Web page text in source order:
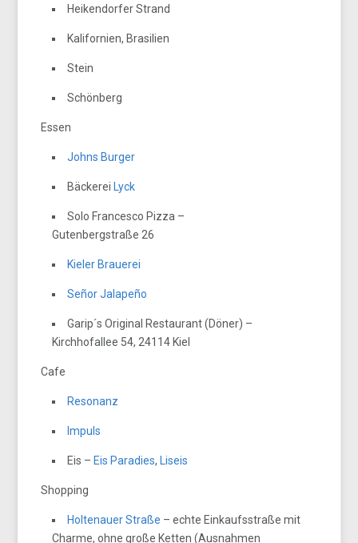
Heikendorfer Strand
Kalifornien, Brasilien
Stein
Schönberg
Essen
Johns Burger
BäckereiLyck
Solo Francesco Pizza –
Gutenbergstraße 26
Kieler Brauerei
Señor Jalapeño
Garip´s Original Restaurant (Döner) –
Kirchhofallee 54, 24114 Kiel
Cafe
Resonanz
Impuls
Eis –Eis Paradies,Liseis
Shopping
Holtenauer Straße – echte Einkaufsstraße mit
Charme, ohne große Ketten (Ausnahmen